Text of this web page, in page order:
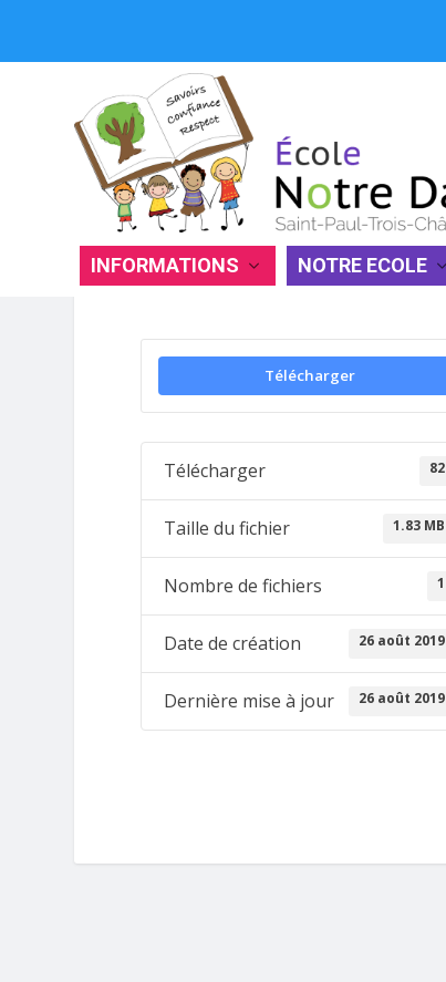
INFORMATIONS NOTRE ECOLE
RÈGLEMENT INTÉRIEUR
Télécharger
Télécharger 82
Taille du fichier 1.83 MB
Nombre de fichiers 1
Date de création 26 août 2019
Dernière mise à jour 26 août 2019